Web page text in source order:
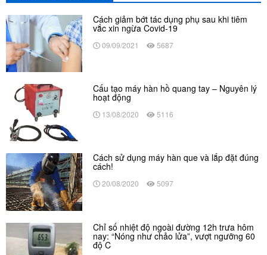
Cách giảm bớt tác dụng phụ sau khi tiêm
vắc xin ngừa Covid-19
09/09/2021 5687
Cấu tạo máy hàn hồ quang tay – Nguyên lý
hoạt động
13/08/2020 5116
Cách sử dụng máy hàn que và lắp đặt đúng
cách!
20/08/2020 5097
Chỉ số nhiệt độ ngoài đường 12h trưa hôm
nay: “Nóng như chảo lửa”, vượt ngưỡng 60
độ C